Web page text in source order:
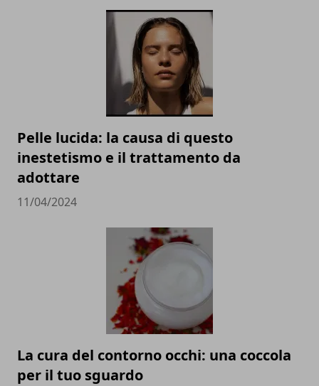
Pelle lucida: la causa di questo
inestetismo e il trattamento da
adottare
11/04/2024
La cura del contorno occhi: una coccola
per il tuo sguardo